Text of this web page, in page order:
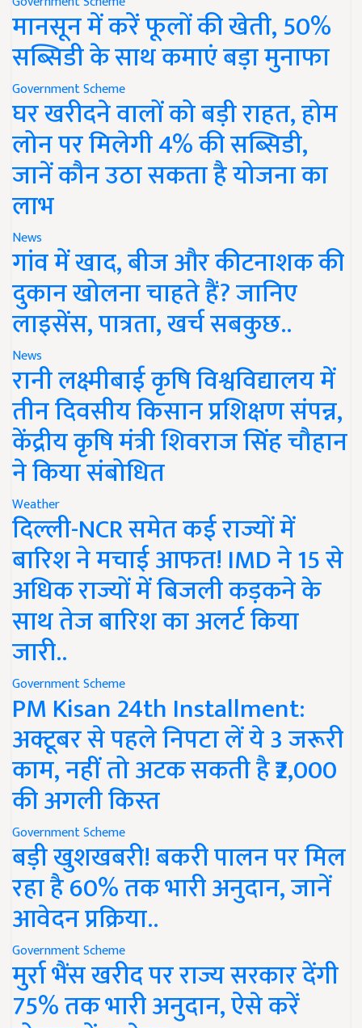
मानसून में करें फूलों की खेती, 50%
सब्सिडी के साथ कमाएं बड़ा मुनाफा
Government Scheme
घर खरीदने वालों को बड़ी राहत, होम
लोन पर मिलेगी 4% की सब्सिडी,
जानें कौन उठा सकता है योजना का
लाभ
News
गांव में खाद, बीज और कीटनाशक की
दुकान खोलना चाहते हैं? जानिए
लाइसेंस, पात्रता, खर्च सबकुछ..
News
रानी लक्ष्मीबाई कृषि विश्वविद्यालय में
तीन दिवसीय किसान प्रशिक्षण संपन्न,
केंद्रीय कृषि मंत्री शिवराज सिंह चौहान
ने किया संबोधित
Weather
दिल्ली-NCR समेत कई राज्यों में
बारिश ने मचाई आफत! IMD ने 15 से
अधिक राज्यों में बिजली कड़कने के
साथ तेज बारिश का अलर्ट किया
जारी..
Government Scheme
PM Kisan 24th Installment:
अक्टूबर से पहले निपटा लें ये 3 जरूरी
काम, नहीं तो अटक सकती है ₹2,000
की अगली किस्त
Government Scheme
बड़ी खुशखबरी! बकरी पालन पर मिल
रहा है 60% तक भारी अनुदान, जानें
आवेदन प्रक्रिया..
Government Scheme
मुर्रा भैंस खरीद पर राज्य सरकार देंगी
75% तक भारी अनुदान, ऐसे करें